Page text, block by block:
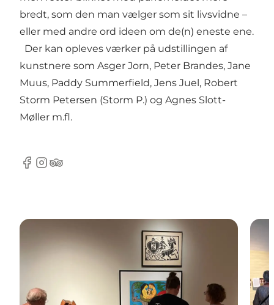
bredt, som den man vælger som sit livsvidne –
eller med andre ord ideen om de(n) eneste ene.
Der kan opleves værker på udstillingen af
kunstnere som Asger Jorn, Peter Brandes, Jane
Muus, Paddy Summerfield, Jens Juel, Robert
Storm Petersen (Storm P.) og Agnes Slott-
Møller m.fl.
Facebook
Instagram
TripAdvisor